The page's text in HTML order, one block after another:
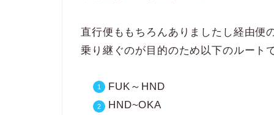
直行便ももちろんありましたし経由便
乗り継ぐのが目的のため以下のルート
FUK～HND
HND~OKA